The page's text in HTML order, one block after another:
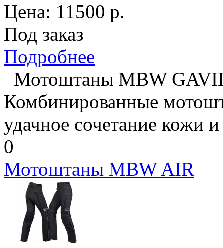
Цена: 11500 р.
Под заказ
Подробнее
Мотоштаны MBW
Комбинированные
удачное сочетание кожи и
0
Мотоштаны MBW AIR